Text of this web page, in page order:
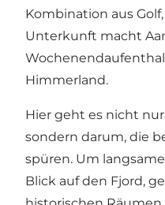
Kombination aus
Unterkunft macht
Himmerland.
Hier geht es nicht
sondern darum, die
spüren. Um
Blick auf den Fjord,